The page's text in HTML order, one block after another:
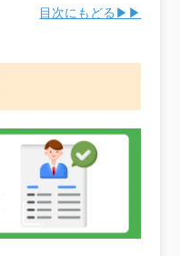
目次にもどる▶▶